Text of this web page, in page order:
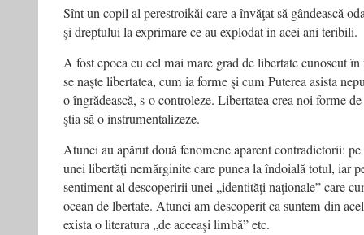
Sînt un copil al perestroikăi care a învăţat să gândească
şi dreptului la exprimare ce au explodat in acei ani teribili.
A fost epoca cu cel mai mare grad de libertate cunoscut
se naşte libertatea, cum ia forme şi cum Puterea asista
o îngrădească, s-o controleze. Libertatea crea noi forme
ştia să o instrumentalizeze.
Atunci au apărut două fenomene aparent contradictorii:
unei libertăţi nemărginite care punea la îndoială totul, iar
sentiment al descoperirii unei „identităţi naţionale” care
ocean de lbertate. Atunci am descoperit ca suntem din
exista o literatura „de aceeaşi limbă” etc.